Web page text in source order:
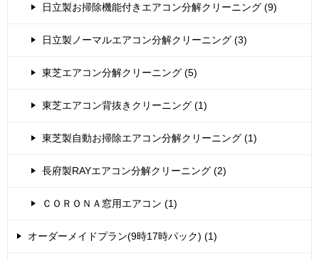
日立製お掃除機能付きエアコン分解クリーニング (9)
日立製ノーマルエアコン分解クリーニング (3)
東芝エアコン分解クリーニング (5)
東芝エアコン背抜きクリーニング (1)
東芝製自動お掃除エアコン分解クリーニング (1)
長府製RAYエアコン分解クリーニング (2)
ＣＯＲＯＮＡ窓用エアコン (1)
オーダーメイドプラン(9時17時パック) (1)